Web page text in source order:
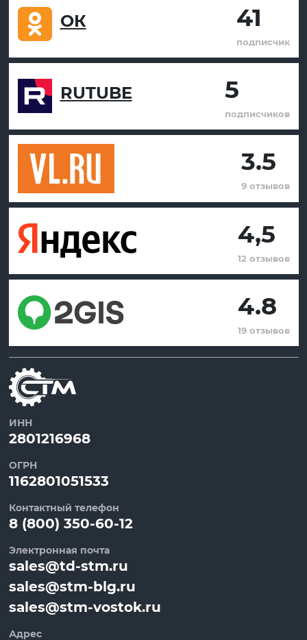
ОК 41
подписчик
RUTUBE 5
подписчиков
3.5
9 отзывов
4,5
12 отзывов
4.8
19 отзывов
ИНН
2801216968
ОГРН
1162801051533
Контактный телефон
8 (800) 350-60-12
Электронная почта
sales@td-stm.ru
sales@stm-blg.ru
sales@stm-vostok.ru
Адрес